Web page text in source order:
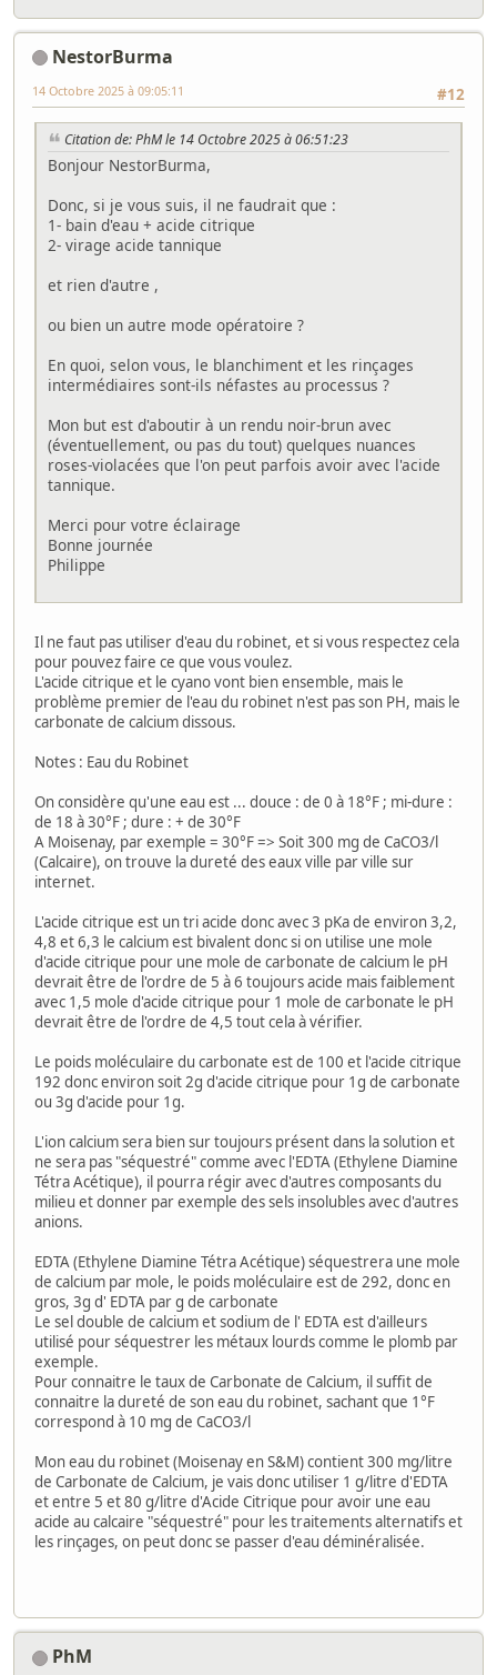
NestorBurma
#12
14 Octobre 2025 à 09:05:11
Citation de: PhM le 14 Octobre 2025 à 06:51:23
Bonjour NestorBurma,
Donc, si je vous suis, il ne faudrait que :
1- bain d'eau + acide citrique
2- virage acide tannique
et rien d'autre ,
ou bien un autre mode opératoire ?
En quoi, selon vous, le blanchiment et les rinçages
intermédiaires sont-ils néfastes au processus ?
Mon but est d'aboutir à un rendu noir-brun avec
(éventuellement, ou pas du tout) quelques nuances
roses-violacées que l'on peut parfois avoir avec l'acide
tannique.
Merci pour votre éclairage
Bonne journée
Philippe
Il ne faut pas utiliser d'eau du robinet, et si vous respectez cela
pour pouvez faire ce que vous voulez.
L'acide citrique et le cyano vont bien ensemble, mais le
problème premier de l'eau du robinet n'est pas son PH, mais le
carbonate de calcium dissous.
Notes : Eau du Robinet
On considère qu'une eau est ... douce : de 0 à 18°F ; mi-dure :
de 18 à 30°F ; dure : + de 30°F
A Moisenay, par exemple = 30°F => Soit 300 mg de CaCO3/l
(Calcaire), on trouve la dureté des eaux ville par ville sur
internet.
L'acide citrique est un tri acide donc avec 3 pKa de environ 3,2,
4,8 et 6,3 le calcium est bivalent donc si on utilise une mole
d'acide citrique pour une mole de carbonate de calcium le pH
devrait être de l'ordre de 5 à 6 toujours acide mais faiblement
avec 1,5 mole d'acide citrique pour 1 mole de carbonate le pH
devrait être de l'ordre de 4,5 tout cela à vérifier.
Le poids moléculaire du carbonate est de 100 et l'acide citrique
192 donc environ soit 2g d'acide citrique pour 1g de carbonate
ou 3g d'acide pour 1g.
L'ion calcium sera bien sur toujours présent dans la solution et
ne sera pas "séquestré" comme avec l'EDTA (Ethylene Diamine
Tétra Acétique), il pourra régir avec d'autres composants du
milieu et donner par exemple des sels insolubles avec d'autres
anions.
EDTA (Ethylene Diamine Tétra Acétique) séquestrera une mole
de calcium par mole, le poids moléculaire est de 292, donc en
gros, 3g d' EDTA par g de carbonate
Le sel double de calcium et sodium de l' EDTA est d'ailleurs
utilisé pour séquestrer les métaux lourds comme le plomb par
exemple.
Pour connaitre le taux de Carbonate de Calcium, il suffit de
connaitre la dureté de son eau du robinet, sachant que 1°F
correspond à 10 mg de CaCO3/l
Mon eau du robinet (Moisenay en S&M) contient 300 mg/litre
de Carbonate de Calcium, je vais donc utiliser 1 g/litre d'EDTA
et entre 5 et 80 g/litre d'Acide Citrique pour avoir une eau
acide au calcaire "séquestré" pour les traitements alternatifs et
les rinçages, on peut donc se passer d'eau déminéralisée.
PhM